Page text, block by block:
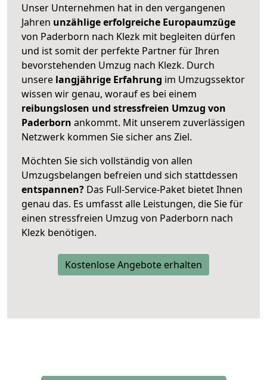
Unser Unternehmen hat in den vergangenen
Jahren unzählige erfolgreiche Europaumzüge
von Paderborn nach Klezk mit begleiten dürfen
und ist somit der perfekte Partner für Ihren
bevorstehenden Umzug nach Klezk. Durch
unsere langjährige Erfahrung im Umzugssektor
wissen wir genau, worauf es bei einem
reibungslosen und stressfreien Umzug von
Paderborn ankommt. Mit unserem zuverlässigen
Netzwerk kommen Sie sicher ans Ziel.
Möchten Sie sich vollständig von allen
Umzugsbelangen befreien und sich stattdessen
entspannen? Das Full-Service-Paket bietet Ihnen
genau das. Es umfasst alle Leistungen, die Sie für
einen stressfreien Umzug von Paderborn nach
Klezk benötigen.
Kostenlose Angebote erhalten